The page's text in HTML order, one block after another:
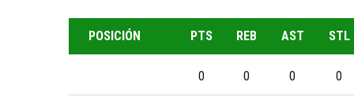
POSICIÓN PTS REB AST STL
0 0 0 0
Potosí, México, que compite en la Liga
local en esta liga y tiene como objetivo
competir a Nivel Nacional, atrayendo a